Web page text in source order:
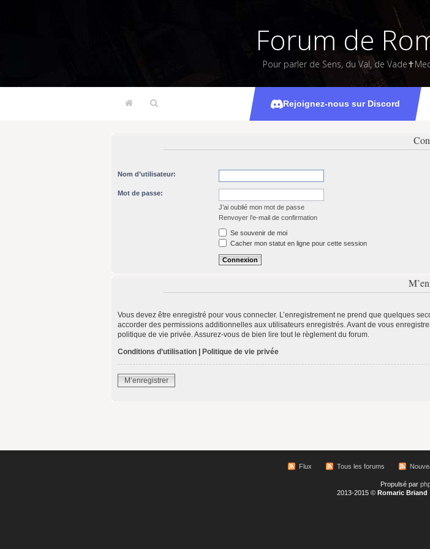
Forum de
Pour parler de Sens, du Val, de
Rejoignez-nous sur Discord
Nom d’utilisateur:
Mot de passe:
J’ai oublié mon mot de passe
Renvoyer l’e-mail de confirmation
Se souvenir de moi
Cacher mon statut en ligne pour cette session
Vous devez être enregistré pour vous connecter. L’enregistrement ne prend que quelques
accorder des permissions additionnelles aux utilisateurs enregistrés. Avant de vous
politique de vie privée. Assurez-vous de bien lire tout le règlement du forum.
Conditions d’utilisation
Politique de vie privée
M’enregistrer
Flux Tous les forums
Propulsé par
2013-2015 © Romaric Briand